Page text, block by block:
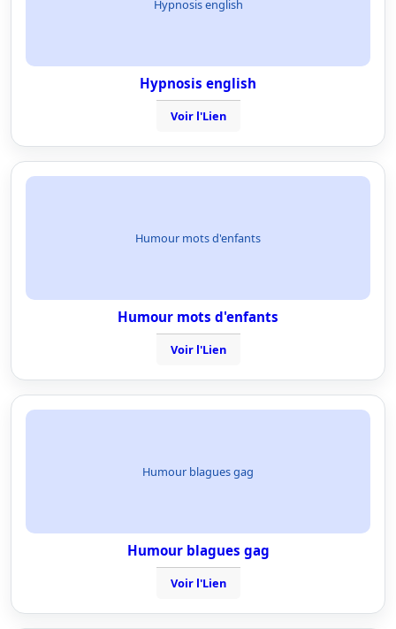
Hypnosis english
Hypnosis english
Voir l'Lien
Humour mots d'enfants
Humour mots d'enfants
Voir l'Lien
Humour blagues gag
Humour blagues gag
Voir l'Lien